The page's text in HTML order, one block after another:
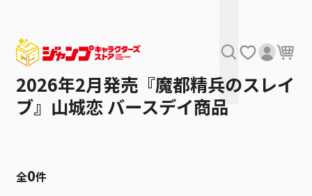
2026年2月発売『魔都精兵のスレイ
ブ』山城恋 バースデイ商品
全0件